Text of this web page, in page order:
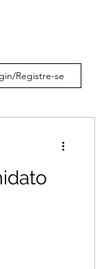
Registre-se